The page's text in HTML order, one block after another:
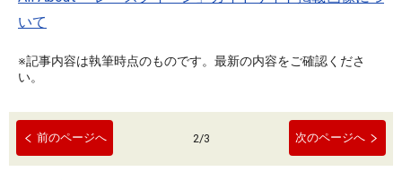
いて
※記事内容は執筆時点のものです。最新の内容をご確認くださ
い。
前のページへ 2/3 次のページへ